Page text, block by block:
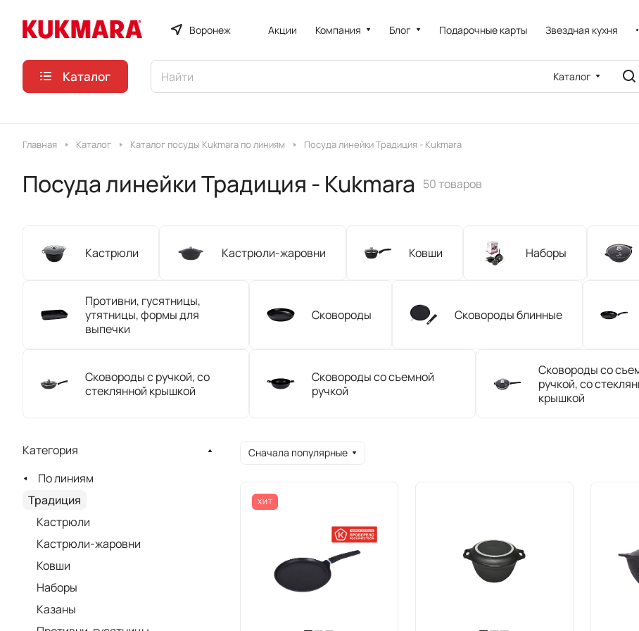
Воронеж Акции Компания Блог Подарочные карты Звездная кухня
Каталог Каталог
Главная Каталог Каталог посуды Kukmara по линиям Посуда линейки Традиция - Kukmara
Посуда линейки Традиция - Kukmara 50 товаров
Кастрюли Кастрюли-жаровни Ковши Наборы
Противни, гусятницы,
утятницы, формы для
выпечки
Сковороды Сковороды блинные
Сковороды с ручкой, со
стеклянной крышкой
Сковороды со съемной
ручкой
Сковороды со
ручкой, со
крышкой
Сначала популярные
ХИТ
Категория
По линиям
Традиция
Кастрюли
Кастрюли-жаровни
Ковши
Наборы
Казаны